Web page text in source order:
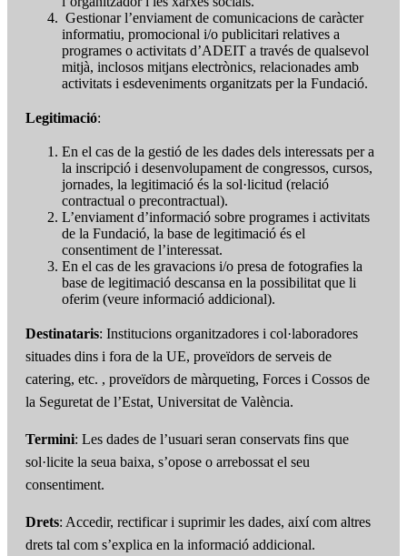
Gestionar l’enviament de comunicacions de caràcter
informatiu, promocional i/o publicitari relatives a
programes o activitats d’ADEIT a través de qualsevol
mitjà, inclosos mitjans electrònics, relacionades amb
activitats i esdeveniments organitzats per la Fundació.
Legitimació:
En el cas de la gestió de les dades dels interessats per a
la inscripció i desenvolupament de congressos, cursos,
jornades, la legitimació és la sol·licitud (relació
contractual o precontractual).
L’enviament d’informació sobre programes i activitats
de la Fundació, la base de legitimació és el
consentiment de l’interessat.
En el cas de les gravacions i/o presa de fotografies la
base de legitimació descansa en la possibilitat que li
oferim (veure informació addicional).
Destinataris: Institucions organitzadores i col·laboradores
situades dins i fora de la UE, proveïdors de serveis de
catering, etc. , proveïdors de màrqueting, Forces i Cossos de
la Seguretat de l’Estat, Universitat de València.
Termini: Les dades de l’usuari seran conservats fins que
sol·licite la seua baixa, s’opose o arrebossat el seu
consentiment.
Drets: Accedir, rectificar i suprimir les dades, així com altres
drets tal com s’explica en la informació addicional.